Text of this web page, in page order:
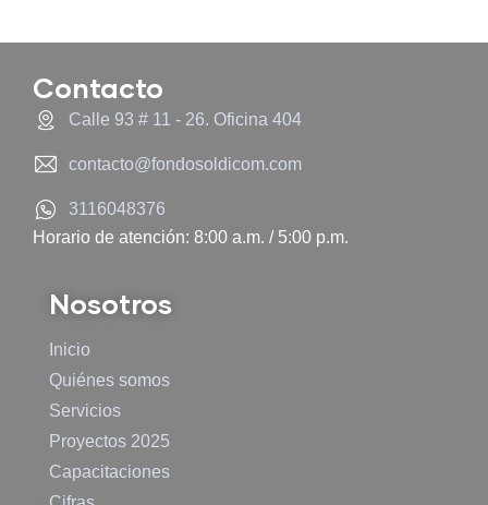
Contacto
Calle 93 # 11 - 26. Oficina 404
contacto@fondosoldicom.com
3116048376
Horario de atención: 8:00 a.m. / 5:00 p.m.
Nosotros
Inicio
Quiénes somos
Servicios
Proyectos 2025
Capacitaciones